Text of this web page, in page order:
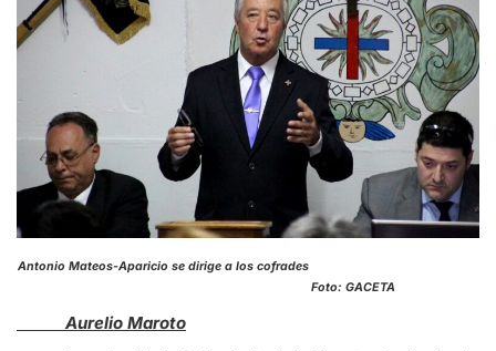
Antonio Mateos-Aparicio se dirige a los cofrades
Foto: GACETA
Aurelio Maroto